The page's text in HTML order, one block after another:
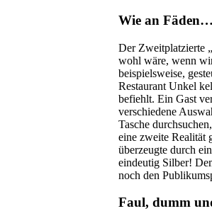
Wie an Fäden…
Der Zweitplatzierte
wohl wäre, wenn
beispielsweise,
Restaurant Unkel
befiehlt. Ein Gast
verschiedene
Tasche
eine zweite Realität
überzeugte durch
eindeutig Silber!
noch den
Faul, dumm